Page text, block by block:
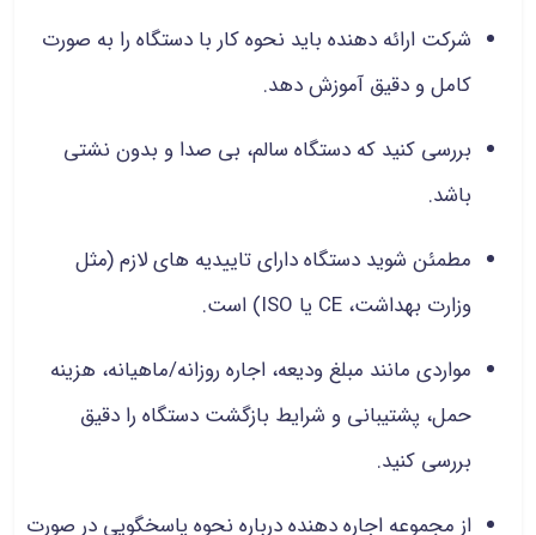
شرکت ارائه دهنده باید نحوه کار با دستگاه را به صورت
کامل و دقیق آموزش دهد.
بررسی کنید که دستگاه سالم، بی صدا و بدون نشتی
باشد.
مطمئن شوید دستگاه دارای تاییدیه های لازم (مثل
وزارت بهداشت، CE یا ISO) است.
مواردی مانند مبلغ ودیعه، اجاره روزانه/ماهیانه، هزینه
حمل، پشتیبانی و شرایط بازگشت دستگاه را دقیق
بررسی کنید.
از مجموعه اجاره دهنده درباره نحوه پاسخگویی در صورت